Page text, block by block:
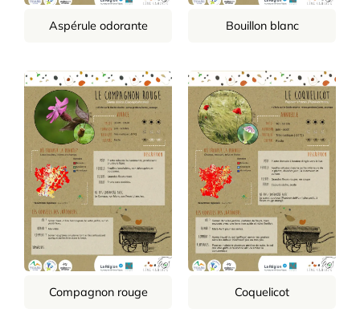
Aspérule odorante Bouillon blanc
Compagnon rouge Coquelicot